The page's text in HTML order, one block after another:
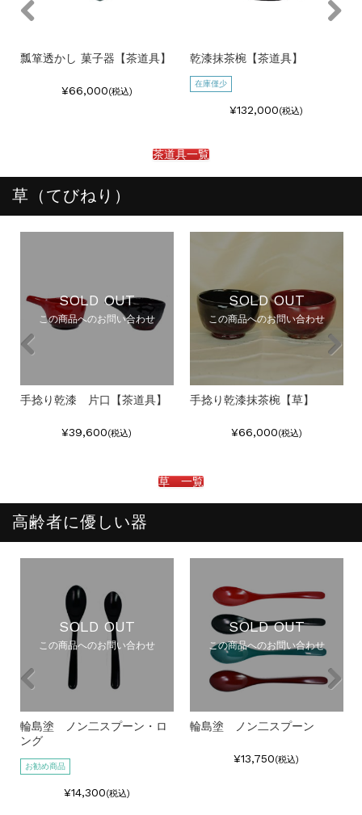
瓢箪透かし 菓子器【茶道具】
¥66,000(税込)
乾漆抹茶椀【茶道具】
在庫僅少
¥132,000(税込)
茶道具一覧
草（てびねり）
SOLD OUT
この商品へのお問い合わせ
手捻り乾漆 片口【茶道具】
¥39,600(税込)
SOLD OUT
この商品へのお問い合わせ
手捻り乾漆抹茶椀【草】
¥66,000(税込)
草 一覧
高齢者に優しい器
SOLD OUT
この商品へのお問い合わせ
輪島塗 ノン二スプーン・ロ
ング
お勧め商品
¥14,300(税込)
SOLD OUT
この商品へのお問い合わせ
輪島塗 ノン二スプーン
¥13,750(税込)